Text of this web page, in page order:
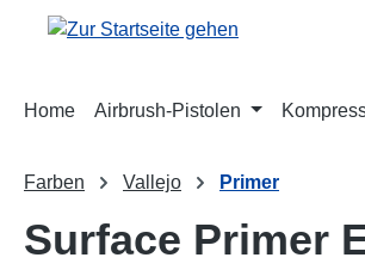
Hauptinhalt springen
Zur Suche springen
Zur Hauptnavigation springen
Home Airbrush-Pistolen
Farben Vallejo Primer
Surface Primer